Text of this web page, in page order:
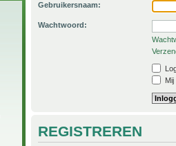
Gebruikersnaam:
Wachtwoord:
REGISTREREN